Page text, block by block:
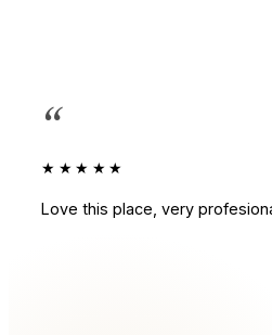
“
★★★★★
Love this place, very